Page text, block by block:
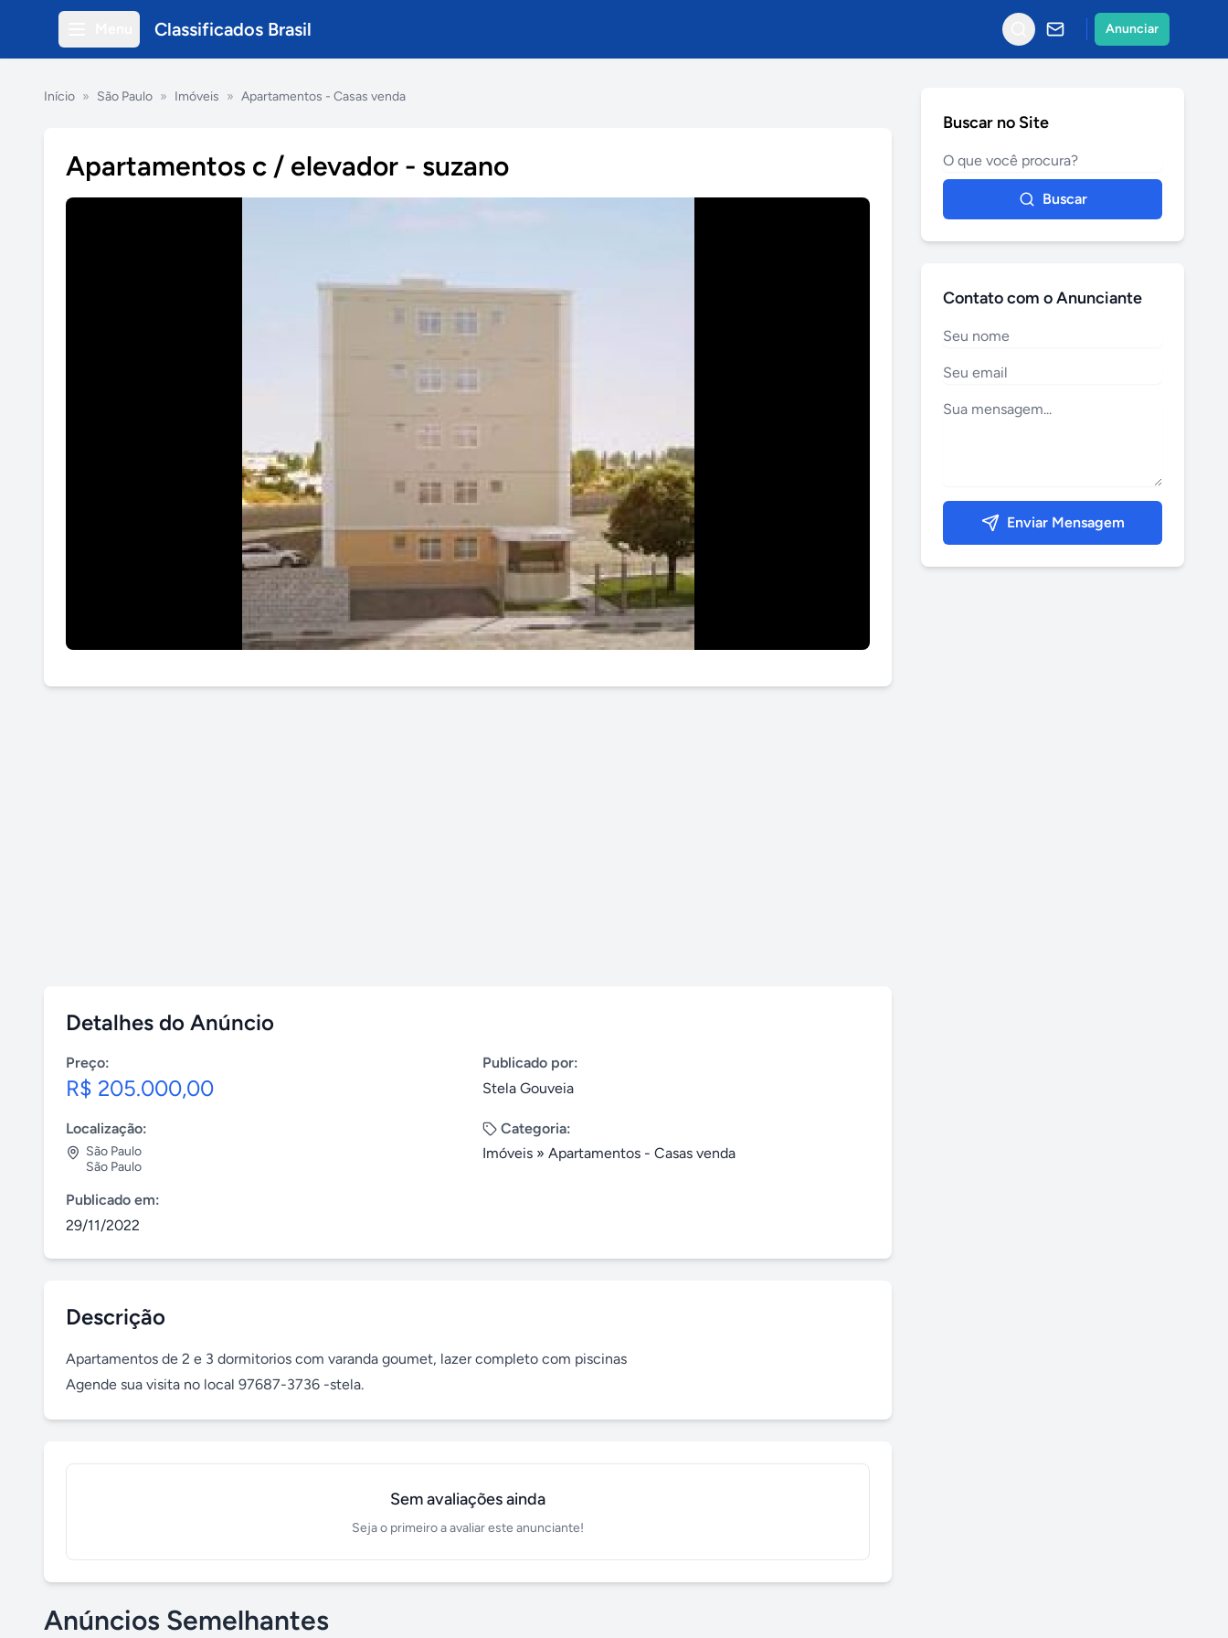
Classificados Brasil Anunciar
Início » São Paulo » Imóveis » Apartamentos - Casas venda
Apartamentos c / elevador - suzano
Detalhes do Anúncio
Preço:
R$ 205.000,00
Publicado por:
Stela Gouveia
Localização:
São Paulo
São Paulo
Categoria:
Imóveis » Apartamentos - Casas venda
Publicado em:
29/11/2022
Descrição
Apartamentos de 2 e 3 dormitorios com varanda goumet, lazer completo com piscinas
Agende sua visita no local 97687-3736 -stela.
Sem avaliações ainda
Seja o primeiro a avaliar este anunciante!
Anúncios Semelhantes
Buscar no Site
Buscar
Contato com o Anunciante
Enviar Mensagem